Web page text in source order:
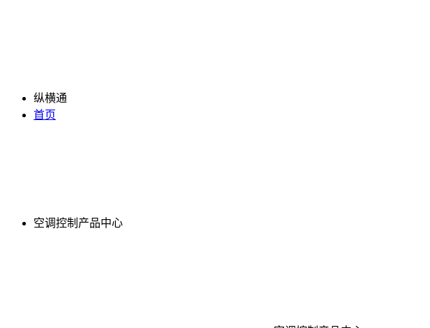
纵横通
首页
空调控制产品中心